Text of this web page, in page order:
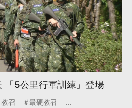
「5公里行軍訓練」登場
教召 最硬教召 ...